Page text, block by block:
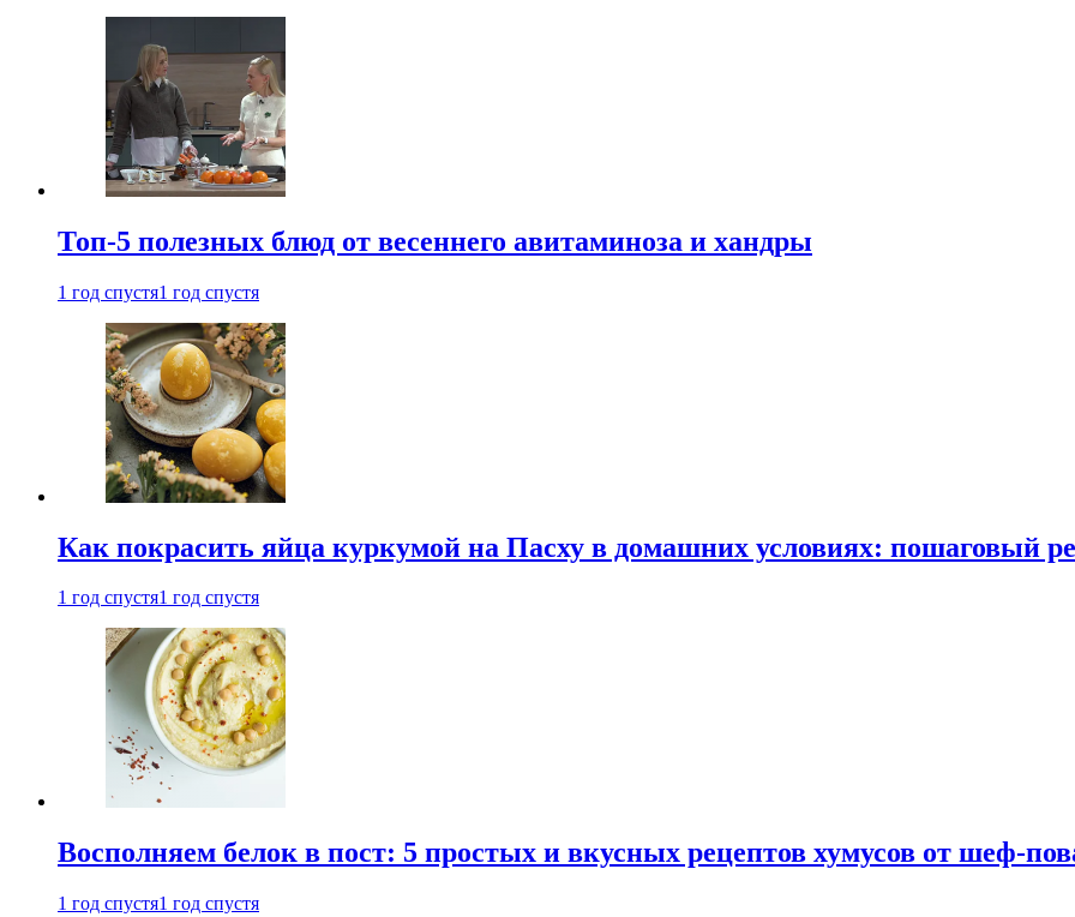
Топ-5 полезных блюд от весеннего авитаминоза и хандры
1 год спустя1 год спустя
Как покрасить яйца куркумой на Пасху в домашних условиях: пошаговый
1 год спустя1 год спустя
Восполняем белок в пост: 5 простых и вкусных рецептов хумусов от шеф-
1 год спустя1 год спустя